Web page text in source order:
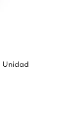
Unidad